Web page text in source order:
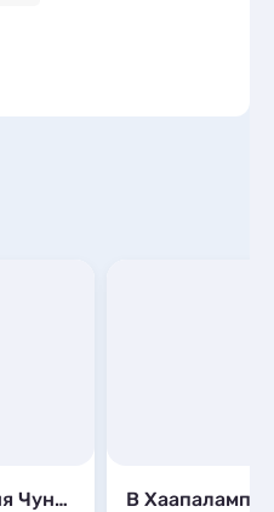
База отдыха Экодеревня Чуньки В Хаапалампи